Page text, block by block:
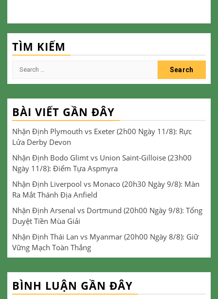
TÌM KIẾM
Search
BÀI VIẾT GẦN ĐÂY
Nhận Định Plymouth vs Exeter (2h00 Ngày 11/8): Rực
Lửa Derby Devon
Nhận Định Bodo Glimt vs Union Saint-Gilloise (23h00
Ngày 11/8): Điểm Tựa Aspmyra
Nhận Định Liverpool vs Monaco (20h30 Ngày 9/8): Màn
Ra Mắt Thánh Địa Anfield
Nhận Định Arsenal vs Dortmund (20h00 Ngày 9/8): Tổng
Duyệt Tiền Mùa Giải
Nhận Định Thái Lan vs Myanmar (20h00 Ngày 8/8): Giữ
Vững Mạch Toàn Thắng
BÌNH LUẬN GẦN ĐÂY